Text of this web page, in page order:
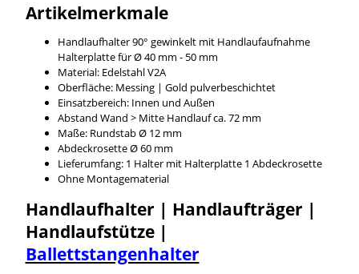
Artikelmerkmale
Handlaufhalter 90° gewinkelt mit Handlaufaufnahme
Halterplatte für Ø 40 mm - 50 mm
Material: Edelstahl V2A
Oberfläche: Messing | Gold pulverbeschichtet
Einsatzbereich: Innen und Außen
Abstand Wand > Mitte Handlauf ca. 72 mm
Maße: Rundstab Ø 12 mm
Abdeckrosette Ø 60 mm
Lieferumfang: 1 Halter mit Halterplatte 1 Abdeckrosette
Ohne Montagematerial
Handlaufhalter | Handlaufträger |
Handlaufstütze |
Ballettstangenhalter